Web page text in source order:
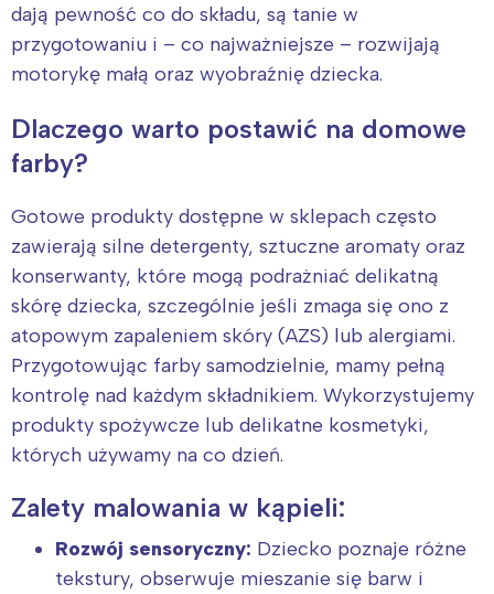
dają pewność co do składu, są tanie w
przygotowaniu i – co najważniejsze – rozwijają
motorykę małą oraz wyobraźnię dziecka.
Dlaczego warto postawić na domowe
farby?
Gotowe produkty dostępne w sklepach często
zawierają silne detergenty, sztuczne aromaty oraz
konserwanty, które mogą podrażniać delikatną
skórę dziecka, szczególnie jeśli zmaga się ono z
atopowym zapaleniem skóry (AZS) lub alergiami.
Przygotowując farby samodzielnie, mamy pełną
kontrolę nad każdym składnikiem. Wykorzystujemy
produkty spożywcze lub delikatne kosmetyki,
których używamy na co dzień.
Zalety malowania w kąpieli:
Rozwój sensoryczny: Dziecko poznaje różne
tekstury, obserwuje mieszanie się barw i